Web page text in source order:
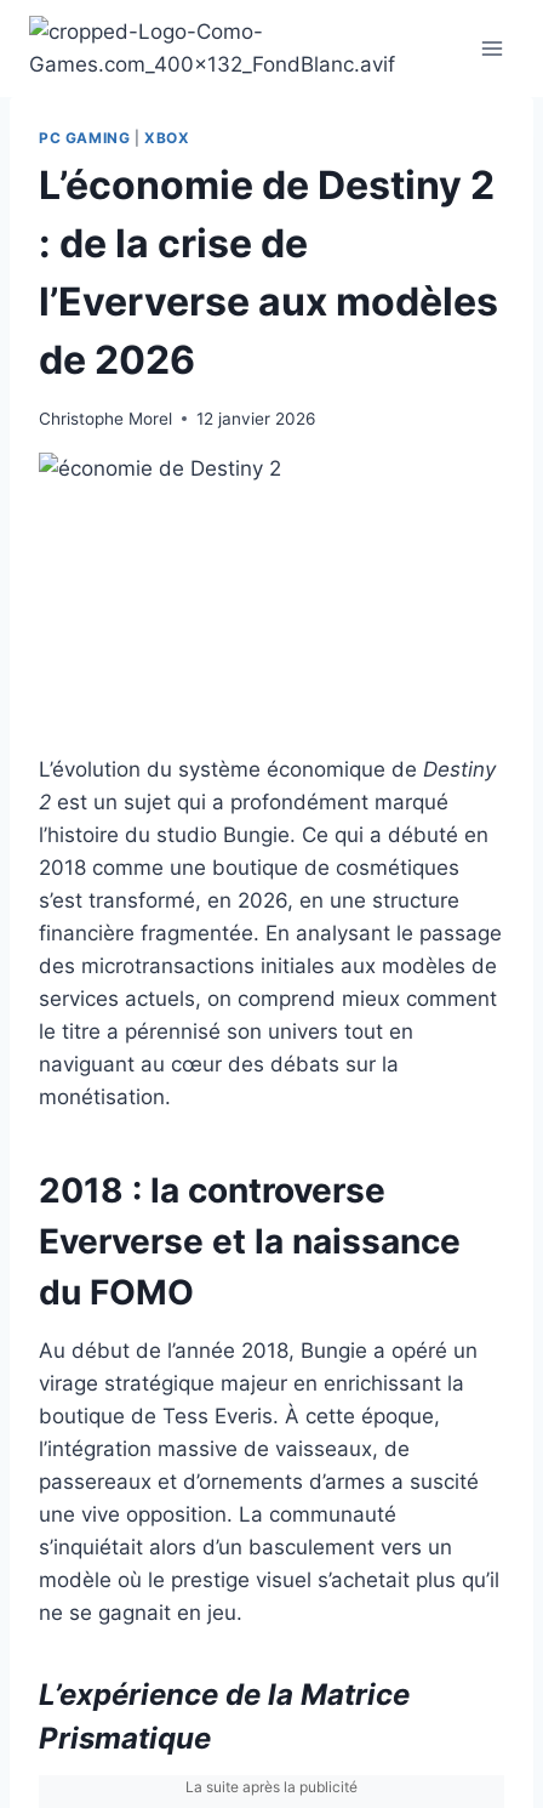
Aller
contenu
PC GAMING |XBOX
L’économie de Destiny 2
: de la crise de
l’Eververse aux modèles
de 2026
Christophe Morel 12 janvier 2026
L’évolution du système économique de Destiny
2 est un sujet qui a profondément marqué
l’histoire du studio Bungie. Ce qui a débuté en
2018 comme une boutique de cosmétiques
s’est transformé, en 2026, en une structure
financière fragmentée. En analysant le passage
des microtransactions initiales aux modèles de
services actuels, on comprend mieux comment
le titre a pérennisé son univers tout en
naviguant au cœur des débats sur la
monétisation.
2018 : la controverse
Eververse et la naissance
du FOMO
Au début de l’année 2018, Bungie a opéré un
virage stratégique majeur en enrichissant la
boutique de Tess Everis. À cette époque,
l’intégration massive de vaisseaux, de
passereaux et d’ornements d’armes a suscité
une vive opposition. La communauté
s’inquiétait alors d’un basculement vers un
modèle où le prestige visuel s’achetait plus qu’il
ne se gagnait en jeu.
L’expérience de la Matrice
Prismatique
La suite après la publicité